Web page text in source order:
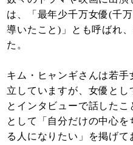
は、「最年少千万女優(千
導いたこと)」とも呼ばれ
た。
キム・ヒャンギさんは若
立していますが、女優と
とインタビューで話した
として「自分だけの中心
る人になりたい」を掲げ